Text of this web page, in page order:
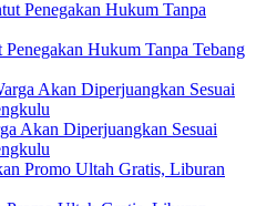
Hukum Tanpa Tebang
Akan Diperjuangkan Sesuai